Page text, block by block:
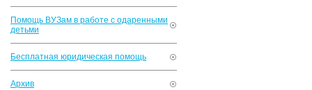
Помощь ВУЗам в работе с одаренными
детьми
Бесплатная юридическая помощь
Архив